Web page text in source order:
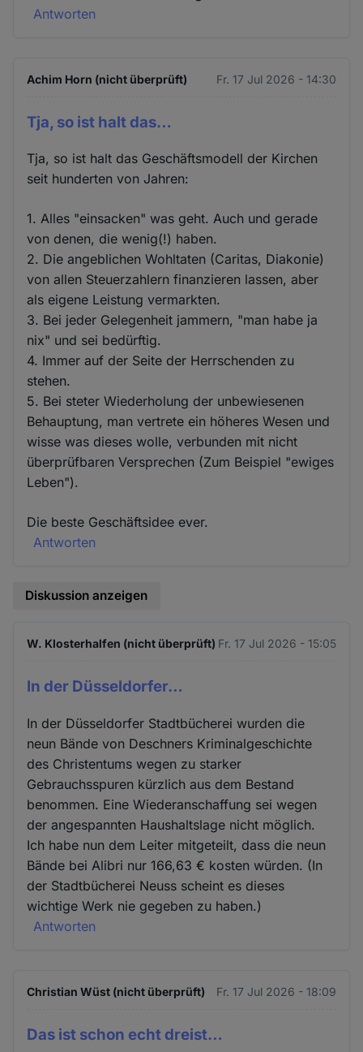
Antworten
Achim Horn (nicht überprüft) Fr. 17 Jul 2026 - 14:30
Tja, so ist halt das…
Tja, so ist halt das Geschäftsmodell der Kirchen
seit hunderten von Jahren:
1. Alles "einsacken" was geht. Auch und gerade
von denen, die wenig(!) haben.
2. Die angeblichen Wohltaten (Caritas, Diakonie)
von allen Steuerzahlern finanzieren lassen, aber
als eigene Leistung vermarkten.
3. Bei jeder Gelegenheit jammern, "man habe ja
nix" und sei bedürftig.
4. Immer auf der Seite der Herrschenden zu
stehen.
5. Bei steter Wiederholung der unbewiesenen
Behauptung, man vertrete ein höheres Wesen und
wisse was dieses wolle, verbunden mit nicht
überprüfbaren Versprechen (Zum Beispiel "ewiges
Leben").
Die beste Geschäftsidee ever.
Antworten
Diskussion anzeigen
W. Klosterhalfen (nicht überprüft) Fr. 17 Jul 2026 - 15:05
In der Düsseldorfer…
In der Düsseldorfer Stadtbücherei wurden die
neun Bände von Deschners Kriminalgeschichte
des Christentums wegen zu starker
Gebrauchsspuren kürzlich aus dem Bestand
benommen. Eine Wiederanschaffung sei wegen
der angespannten Haushaltslage nicht möglich.
Ich habe nun dem Leiter mitgeteilt, dass die neun
Bände bei Alibri nur 166,63 € kosten würden. (In
der Stadtbücherei Neuss scheint es dieses
wichtige Werk nie gegeben zu haben.)
Antworten
Christian Wüst (nicht überprüft) Fr. 17 Jul 2026 - 18:09
Das ist schon echt dreist…